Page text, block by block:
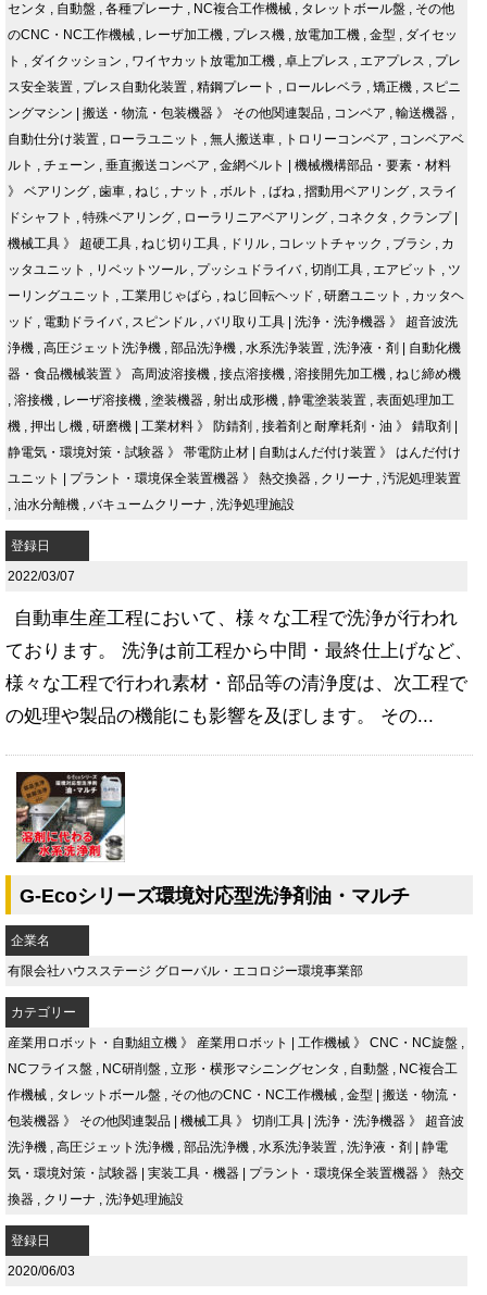
センタ , 自動盤 , 各種プレーナ , NC複合工作機械 , タレットボール盤 , その他
のCNC・NC工作機械 , レーザ加工機 , プレス機 , 放電加工機 , 金型 , ダイセッ
ト , ダイクッション , ワイヤカット放電加工機 , 卓上プレス , エアプレス , プレ
ス安全装置 , プレス自動化装置 , 精鋼プレート , ロールレベラ , 矯正機 , スピニ
ングマシン
搬送・物流・包装機器 》 その他関連製品 , コンベア , 輸送機器 ,
自動仕分け装置 , ローラユニット , 無人搬送車 , トロリーコンベア , コンベアベ
ルト , チェーン , 垂直搬送コンベア , 金網ベルト
機械機構部品・要素・材料
》 ベアリング , 歯車 , ねじ , ナット , ボルト , ばね , 摺動用ベアリング , スライ
ドシャフト , 特殊ベアリング , ローラリニアベアリング , コネクタ , クランプ|
機械工具 》 超硬工具 , ねじ切り工具 , ドリル , コレットチャック , ブラシ , カ
ッタユニット , リベットツール , プッシュドライバ, 切削工具 , エアビット , ツ
ーリングユニット , 工業用じゃばら , ねじ回転ヘッド , 研磨ユニット , カッタヘ
ッド , 電動ドライバ, スピンドル , バリ取り工具 洗浄・洗浄機器 》 超音波洗
浄機 , 高圧ジェット洗浄機 , 部品洗浄機 , 水系洗浄装置 , 洗浄液・剤
自動化機
器・食品機械装置 》 高周波溶接機 , 接点溶接機 , 溶接開先加工機 , ねじ締め機
, 溶接機 , レーザ溶接機 , 塗装機器 , 射出成形機 , 静電塗装装置 , 表面処理加工
機 , 押出し機 , 研磨機 工業材料 》 防錆剤 , 接着剤と耐摩耗剤・油 》 錆取剤
静電気・環境対策・試験器 》 帯電防止材 自動はんだ付け装置 》 はんだ付け
ユニット
プラント・環境保全装置機器 》 熱交換器 , クリーナ , 汚泥処理装置
, 油水分離機 , バキュームクリーナ , 洗浄処理施設
登録日
2022/03/07
自動車生産工程において、様々な工程で洗浄が行われ
ております。 洗浄は前工程から中間・最終仕上げなど、
様々な工程で行われ素材・部品等の清浄度は、次工程で
の処理や製品の機能にも影響を及ぼします。 その...
G-Ecoシリーズ環境対応型洗浄剤油・マルチ
企業名
有限会社ハウスステージ グローバル・エコロジー環境事業部
カテゴリー
産業用ロボット・自動組立機 》 産業用ロボット 工作機械 》 CNC・NC旋盤 ,
NCフライス盤 , NC研削盤 , 立形・横形マシニングセンタ , 自動盤 , NC複合工
作機械 , タレットボール盤 , その他のCNC・NC工作機械 , 金型
搬送・物流・
包装機器 》 その他関連製品 機械工具 》 切削工具 洗浄・洗浄機器 》 超音波
洗浄機 , 高圧ジェット洗浄機 , 部品洗浄機 , 水系洗浄装置 , 洗浄液・剤
静電
気・環境対策・試験器
実装工具・機器 プラント・環境保全装置機器 》 熱交
換器 , クリーナ , 洗浄処理施設
登録日
2020/06/03